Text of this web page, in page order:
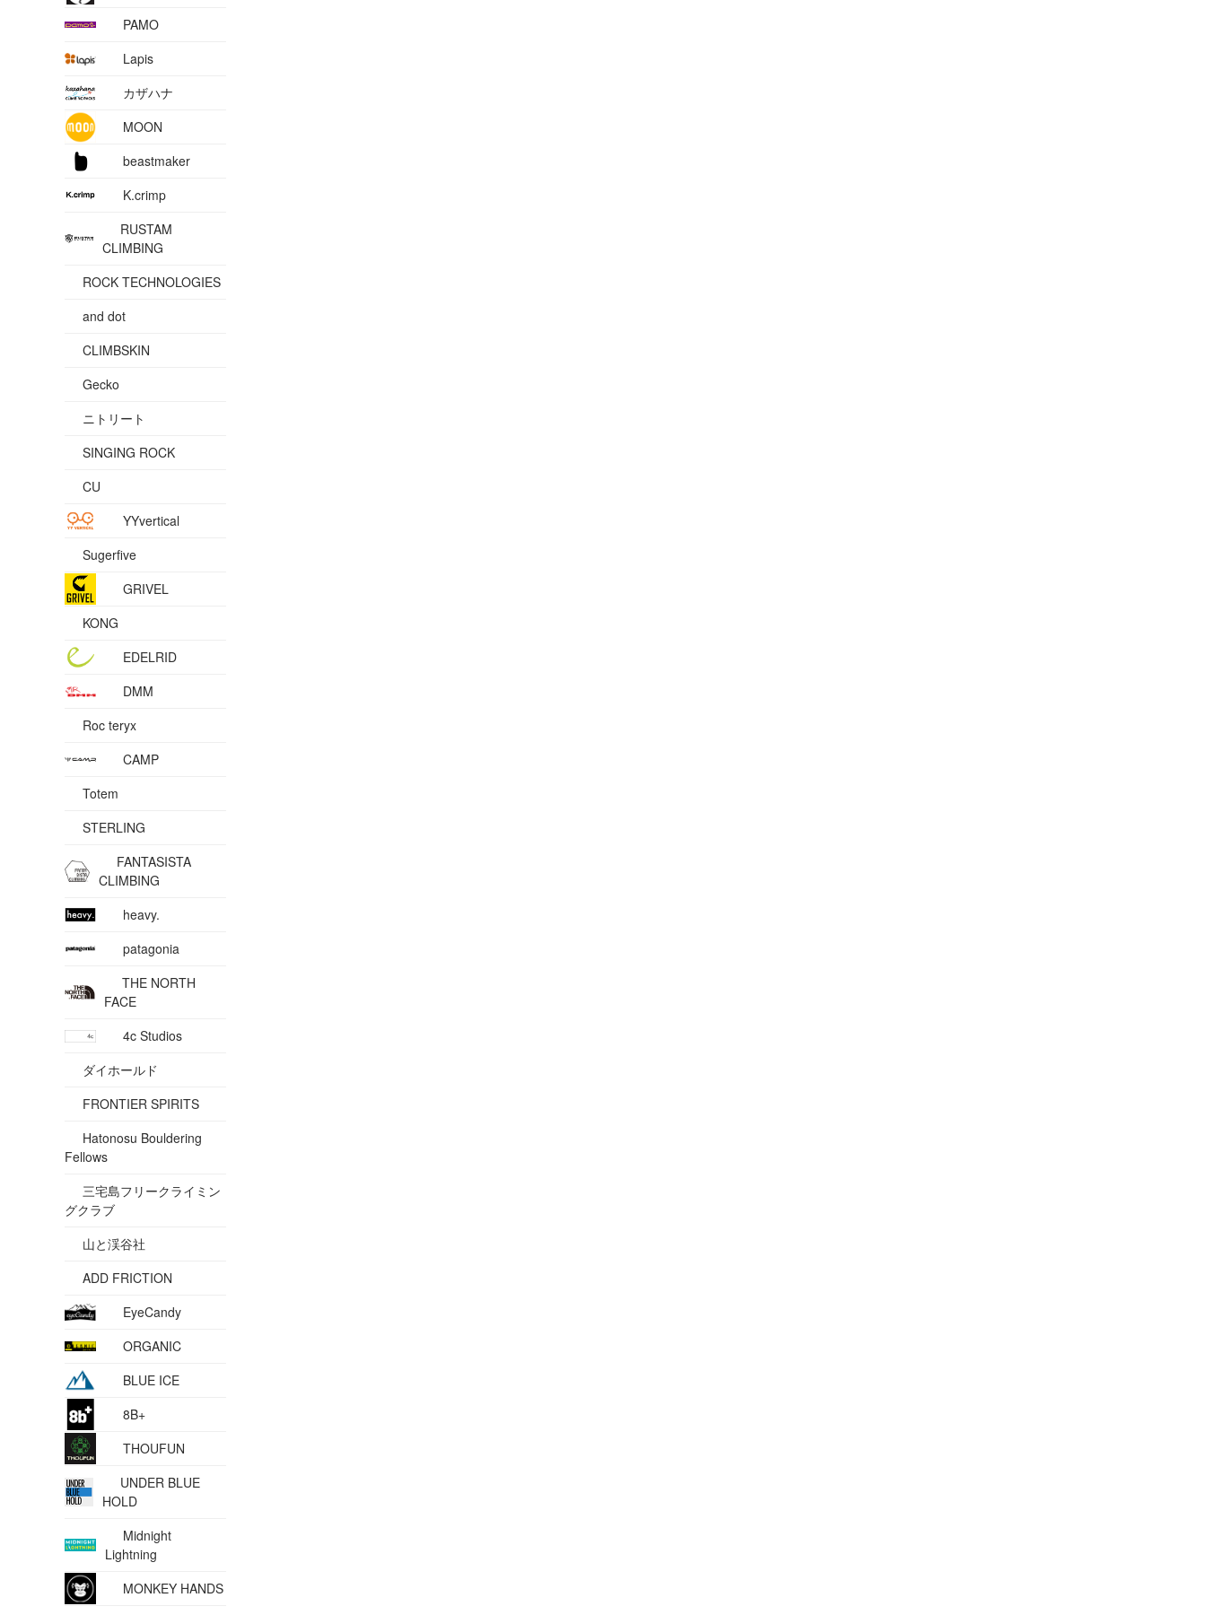
PAMO
Lapis
カザハナ
MOON
beastmaker
K.crimp
RUSTAM
CLIMBING
ROCK TECHNOLOGIES
and dot
CLIMBSKIN
Gecko
ニトリート
SINGING ROCK
CU
YYvertical
Sugerfive
GRIVEL
KONG
EDELRID
DMM
Roc teryx
CAMP
Totem
STERLING
FANTASISTA
CLIMBING
heavy.
patagonia
THE NORTH
FACE
4c Studios
ダイホールド
FRONTIER SPIRITS
Hatonosu Bouldering
Fellows
三宅島フリークライミン
グクラブ
山と渓谷社
ADD FRICTION
EyeCandy
ORGANIC
BLUE ICE
8B+
THOUFUN
UNDER BLUE
HOLD
Midnight
Lightning
MONKEY HANDS